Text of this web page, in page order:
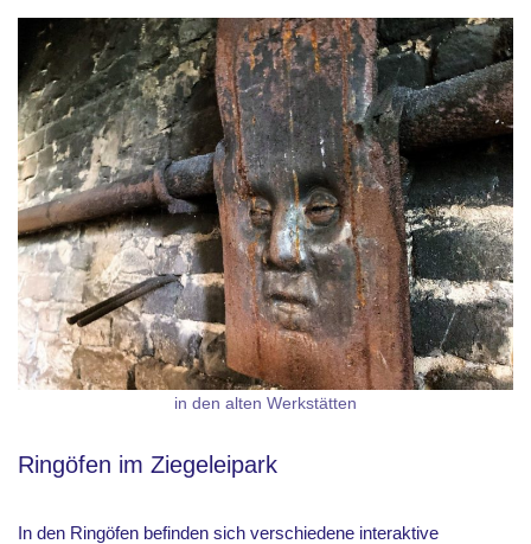
in den alten Werkstätten
Ringöfen im Ziegeleipark
In den Ringöfen befinden sich verschiedene interaktive